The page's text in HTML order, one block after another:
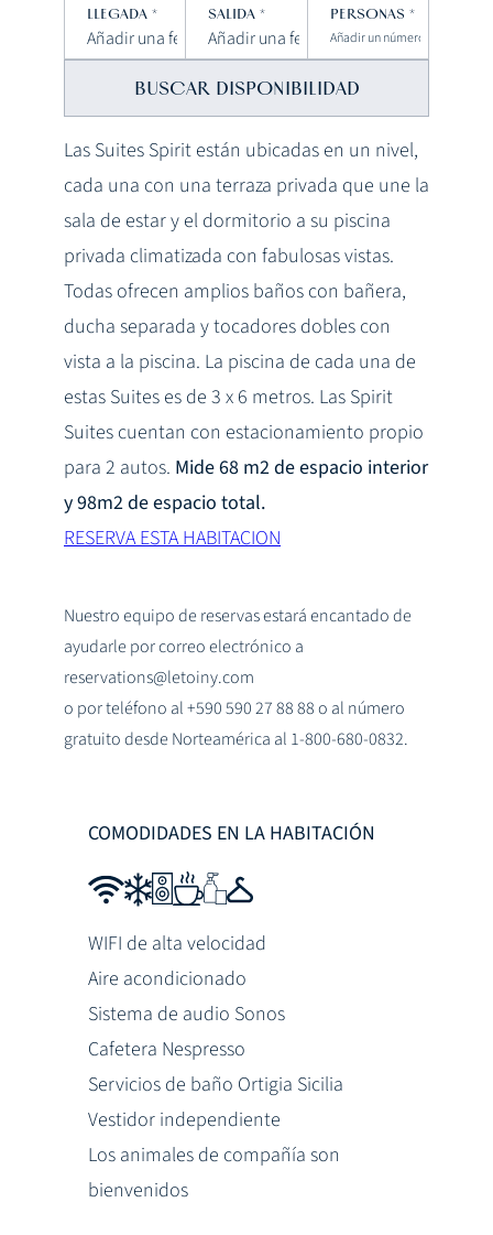
LLEGADA * SALIDA * PERSONAS*
Las Suites Spirit están ubicadas en un nivel,
cada una con una terraza privada que une la
sala de estar y el dormitorio a su piscina
privada climatizada con fabulosas vistas.
Todas ofrecen amplios baños con bañera,
ducha separada y tocadores dobles con
vista a la piscina. La piscina de cada una de
estas Suites es de 3 x 6 metros. Las Spirit
Suites cuentan con estacionamiento propio
para 2 autos. Mide 68 m2 de espacio interior
y 98m2 de espacio total.
RESERVA ESTA HABITACION
Nuestro equipo de reservas estará encantado de
ayudarle por correo electrónico a
reservations@letoiny.com
o por teléfono al +590 590 27 88 88 o al número
gratuito desde Norteamérica al 1-800-680-0832.
COMODIDADES EN LA HABITACIÓN
WIFI de alta velocidad
Aire acondicionado
Sistema de audio Sonos
Cafetera Nespresso
Servicios de baño Ortigia Sicilia
Vestidor independiente
Los animales de compañía son
bienvenidos